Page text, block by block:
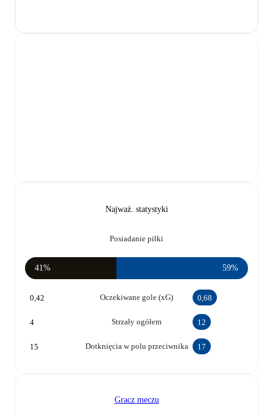
Najważ. statystyki
Posiadanie piłki
41% 59%
Oczekiwane gole (xG)
0,42 0,68
Strzały ogółem
4 12
Dotknięcia w polu przeciwnika
15 17
Gracz meczu